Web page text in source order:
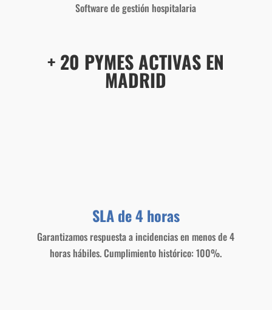
Software de gestión hospitalaria
+ 20 PYMES ACTIVAS EN
MADRID
SLA de 4 horas
Garantizamos respuesta a incidencias en menos de 4
horas hábiles. Cumplimiento histórico: 100%.